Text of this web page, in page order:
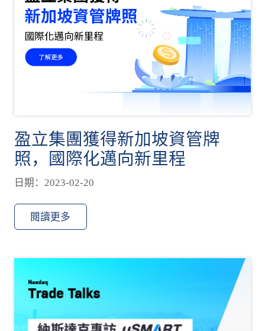
盈立集團獲得新加坡資管牌
照，國際化邁向新里程
日期：2023-02-20
閱讀更多